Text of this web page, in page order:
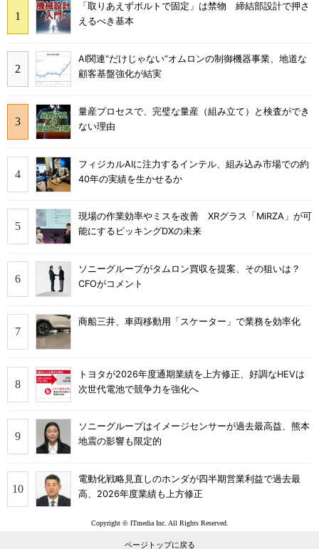
「取りあえずボルトで固定」は禁物 締結部設計で押さ
えるべき基本
AI関連“だけじゃない”オムロンの制御機器事業、地道な
顧客基盤強化が結実
量産プロセスで、完璧な量産（組み立て）と検査ができ
ない理由
フィジカルAIに注力するインテル、組み込み市場での約
40年の実績を生かせるか
現場の作業効率やミスを改善 XRグラス「MiRZA」が可
能にするピッキングDXの未来
ソニーグループがタムロン買収を提案、その狙いは？
CFOがコメント
商船三井、車両移動用「スケーター」で業務を効率化
トヨタが2026年度通期業績を上方修正、好調なHEVは
次世代電池で競争力を強化へ
ソニーグループはイメージセンサーが過去最高益、熊本
地震の影響も限定的
電動化戦略見直しのホンダが四半期営業利益で過去最
高、2026年度業績も上方修正
Copyright © ITmedia Inc. All Rights Reserved.
ページトップに戻る